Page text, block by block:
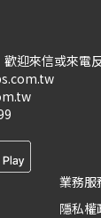
迎來信或來電
業務服
隱私權